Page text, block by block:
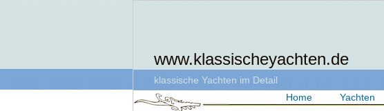
www.klassischeyachten.de
klassische Yachten im Detail
Home
Yachten